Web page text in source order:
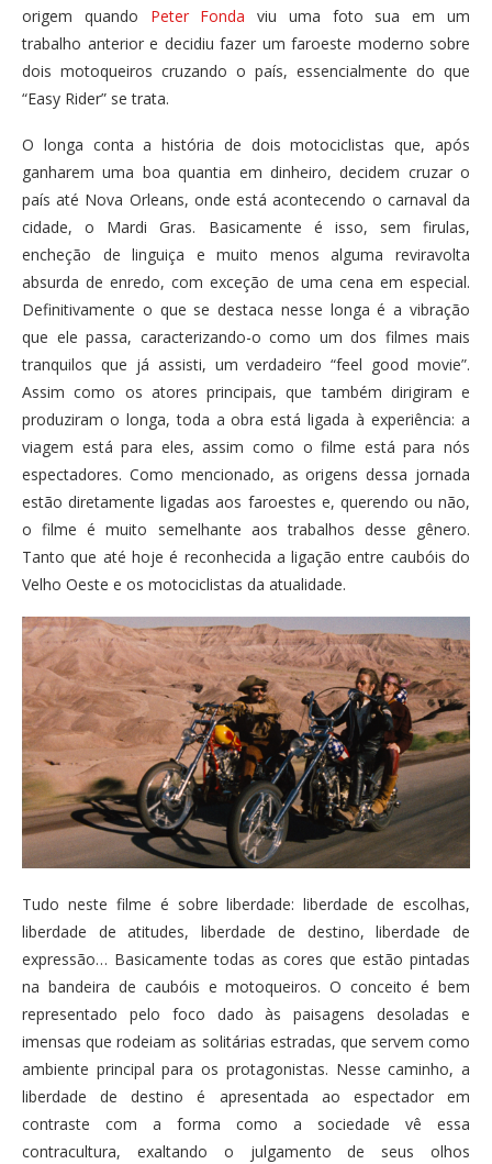
origem quando Peter Fonda viu uma foto sua em um
trabalho anterior e decidiu fazer um faroeste moderno sobre
dois motoqueiros cruzando o país, essencialmente do que
“Easy Rider” se trata.
O longa conta a história de dois motociclistas que, após
ganharem uma boa quantia em dinheiro, decidem cruzar o
país até Nova Orleans, onde está acontecendo o carnaval da
cidade, o Mardi Gras. Basicamente é isso, sem firulas,
encheção de linguiça e muito menos alguma reviravolta
absurda de enredo, com exceção de uma cena em especial.
Definitivamente o que se destaca nesse longa é a vibração
que ele passa, caracterizando-o como um dos filmes mais
tranquilos que já assisti, um verdadeiro “feel good movie”.
Assim como os atores principais, que também dirigiram e
produziram o longa, toda a obra está ligada à experiência: a
viagem está para eles, assim como o filme está para nós
espectadores. Como mencionado, as origens dessa jornada
estão diretamente ligadas aos faroestes e, querendo ou não,
o filme é muito semelhante aos trabalhos desse gênero.
Tanto que até hoje é reconhecida a ligação entre caubóis do
Velho Oeste e os motociclistas da atualidade.
Tudo neste filme é sobre liberdade: liberdade de escolhas,
liberdade de atitudes, liberdade de destino, liberdade de
expressão… Basicamente todas as cores que estão pintadas
na bandeira de caubóis e motoqueiros. O conceito é bem
representado pelo foco dado às paisagens desoladas e
imensas que rodeiam as solitárias estradas, que servem como
ambiente principal para os protagonistas. Nesse caminho, a
liberdade de destino é apresentada ao espectador em
contraste com a forma como a sociedade vê essa
contracultura, exaltando o julgamento de seus olhos